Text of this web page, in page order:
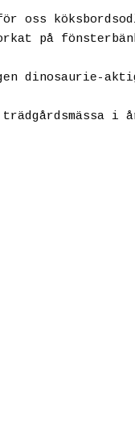
på
dinosaurie-
i